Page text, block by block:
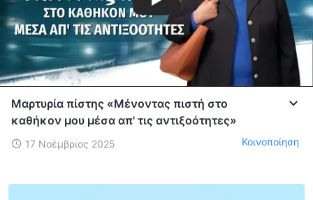
Μαρτυρία πίστης «Μένοντας πιστή στο
καθήκον μου μέσα απ' τις αντιξοότητες»
17 Νοέμβριος 2025 Κοινοποίηση